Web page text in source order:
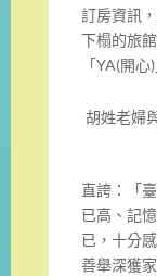
訂房資訊
下榻的旅
「YA(開心)
胡姓老婦
直誇：「
已高、記
已，十分
善舉深獲